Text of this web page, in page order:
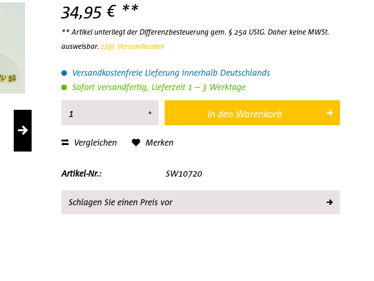
34,95 € **
** Artikel unterliegt der Differenzbesteuerung gem. § 25a UStG. Daher keine MWSt.
ausweisbar. zzgl. Versandkosten
Versandkostenfreie Lieferung innerhalb Deutschlands
Sofort versandfertig, Lieferzeit 1 – 3 Werktage
In den Warenkorb
Vergleichen Merken
Artikel-Nr.: SW10720
Schlagen Sie einen Preis vor